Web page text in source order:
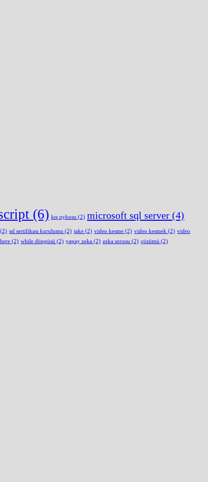
(6) kış uykusu (2) microsoft sql server (4)
(2) ssl sertifikası kurulumu (2) take (2) video kesme (2) video kesmek (2) video
(2) while döngüsü (2) yapay zeka (2) zeka sorusu (2) çözümü (2)